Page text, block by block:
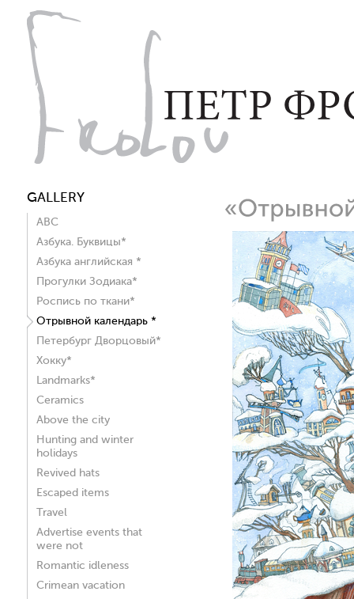
GALLERY
ABC
Азбука. Буквицы*
Азбука английская *
Прогулки Зодиака*
Роспись по ткани*
Отрывной календарь *
Петербург Дворцовый*
Хокку*
Landmarks*
Ceramics
Above the city
Hunting and winter
holidays
Revived hats
Escaped items
Travel
Advertise events that
were not
Romantic idleness
Crimean vacation